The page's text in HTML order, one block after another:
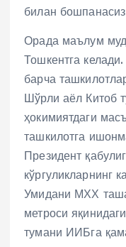
билан
Орада маълум
Тошкентга
барча
Шўрли аёл Китоб
ҳокимиятдаги
ташкилотга
Президент
кўргуликларнинг
Умидани МХХ
метроси
тумани ИИБга